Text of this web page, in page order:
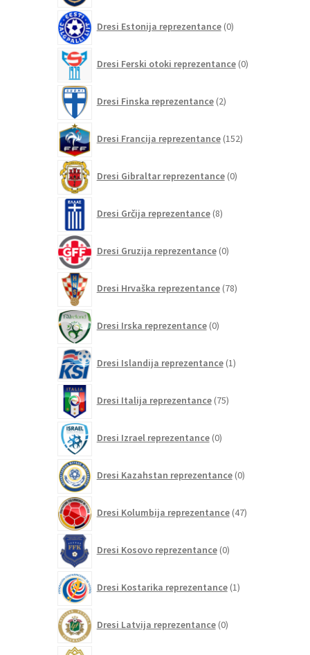
Dresi Estonija reprezentance 0izdelkov
Dresi Ferski otoki reprezentance 0izdelkov
Dresi Finska reprezentance 2izdelka
Dresi Francija reprezentance 152izdelkov
Dresi Gibraltar reprezentance 0izdelkov
Dresi Grčija reprezentance 8izdelkov
Dresi Gruzija reprezentance 0izdelkov
Dresi Hrvaška reprezentance 78izdelkov
Dresi Irska reprezentance 0izdelkov
Dresi Islandija reprezentance 1izdelek
Dresi Italija reprezentance 75izdelkov
Dresi Izrael reprezentance 0izdelkov
Dresi Kazahstan reprezentance 0izdelkov
Dresi Kolumbija reprezentance 47izdelkov
Dresi Kosovo reprezentance 0izdelkov
Dresi Kostarika reprezentance 1izdelek
Dresi Latvija reprezentance 0izdelkov